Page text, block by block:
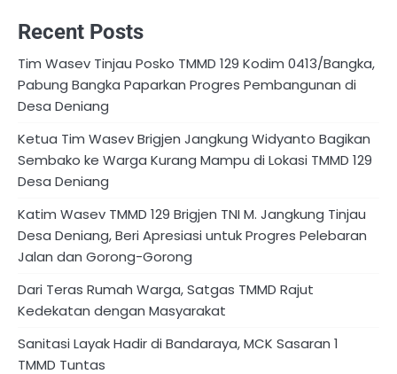
Recent Posts
Tim Wasev Tinjau Posko TMMD 129 Kodim 0413/Bangka,
Pabung Bangka Paparkan Progres Pembangunan di
Desa Deniang
Ketua Tim Wasev Brigjen Jangkung Widyanto Bagikan
Sembako ke Warga Kurang Mampu di Lokasi TMMD 129
Desa Deniang
Katim Wasev TMMD 129 Brigjen TNI M. Jangkung Tinjau
Desa Deniang, Beri Apresiasi untuk Progres Pelebaran
Jalan dan Gorong-Gorong
Dari Teras Rumah Warga, Satgas TMMD Rajut
Kedekatan dengan Masyarakat
Sanitasi Layak Hadir di Bandaraya, MCK Sasaran 1
TMMD Tuntas